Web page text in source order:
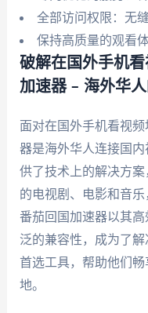
全部访问权限：无
保持高质量的观看
破解在国外手机
加速器 – 海外华
面对在国外手机看视
器是海外华人连接国
供了技术上的解决方
的电视剧、电影和音乐
番茄回国加速器以其
泛的兼容性，成为了
首选工具，帮助他们
地。